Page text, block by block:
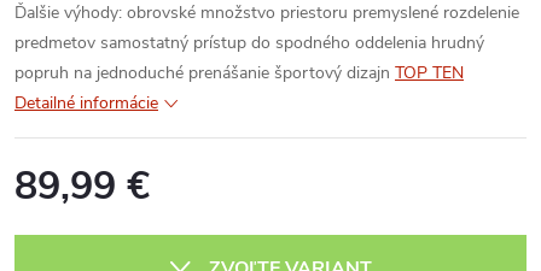
Ďalšie výhody: obrovské množstvo priestoru premyslené rozdelenie
predmetov samostatný prístup do spodného oddelenia hrudný
popruh na jednoduché prenášanie športový dizajn TOP TEN
Detailné informácie
89,99 €